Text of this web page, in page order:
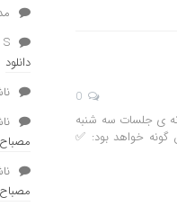
ی جلسات سه شنبه
خواهد بود: ✅
S
دانلود